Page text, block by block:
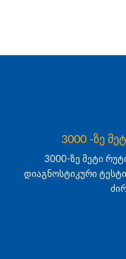
3000 -ზე
3000-ზე მეტი
დიაგნოსტიკური